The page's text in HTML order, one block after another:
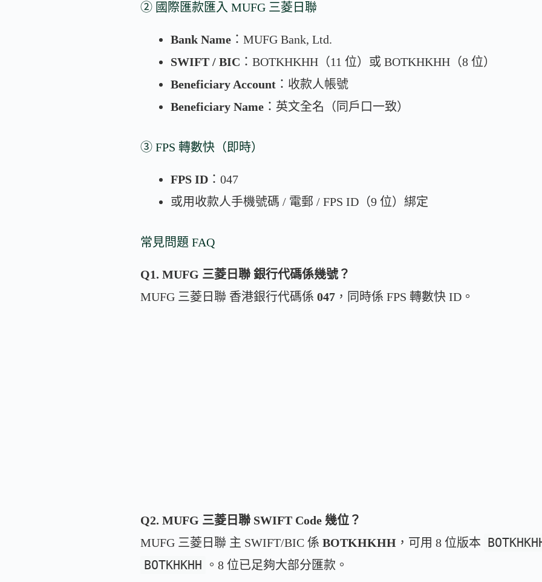
② 國際匯款匯入 MUFG 三菱日聯
Bank Name ：MUFG Bank, Ltd.
SWIFT / BIC ：BOTKHKHH（11 位）或 BOTKHKHH（8 位）
Beneficiary Account ：收款人帳號
Beneficiary Name ：英文全名（同戶口一致）
③ FPS 轉數快（即時）
FPS ID ：047
或用收款人手機號碼 / 電郵 / FPS ID（9 位）綁定
常見問題 FAQ
Q1. MUFG 三菱日聯 銀行代碼係幾號？
MUFG 三菱日聯 香港銀行代碼係 047 ，同時係 FPS 轉數快 ID。
Q2. MUFG 三菱日聯 SWIFT Code 幾位？
MUFG 三菱日聯 主 SWIFT/BIC 係 BOTKHKHH ，可用 8 位版本
BOTKHKHH 。8 位已足夠大部分匯款。